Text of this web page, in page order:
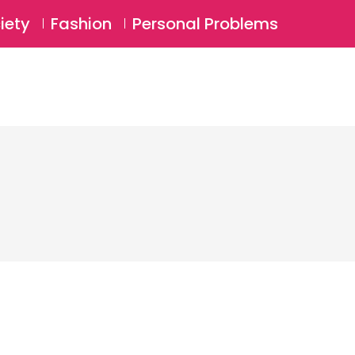
Login ⚲
Fashion Personal Problems